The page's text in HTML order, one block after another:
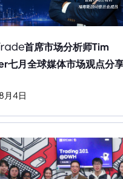
首席市场分析师Tim
七月全球媒体市场观点分
8 月4日